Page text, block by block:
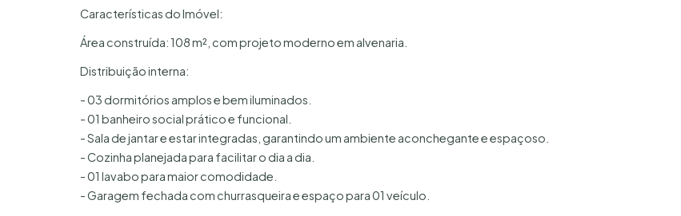
Características do Imóvel:
Área construída: 108 m², com projeto moderno em alvenaria.
Distribuição interna:
- 03 dormitórios amplos e bem iluminados.
- 01 banheiro social prático e funcional.
- Sala de jantar e estar integradas, garantindo um ambiente aconchegante e espaçoso.
- Cozinha planejada para facilitar o dia a dia.
- 01 lavabo para maior comodidade.
- Garagem fechada com churrasqueira e espaço para 01 veículo.